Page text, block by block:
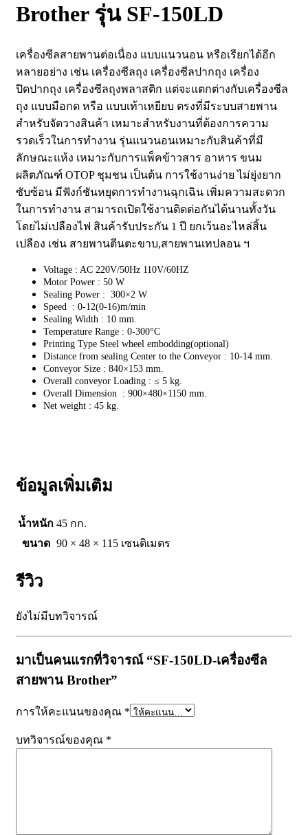
Brother รุ่น SF-150LD
เครื่องซีลสายพานต่อเนื่อง แบบแนวนอน หรือเรียกได้อีก
หลายอย่าง เช่น เครื่องซีลถุง เครื่องซีลปากถุง เครื่อง
ปิดปากถุง เครื่องซีลถุงพลาสติก แต่จะแตกต่างกับเครื่องซีล
ถุง แบบมือกด หรือ แบบเท้าเหยียบ ตรงที่มีระบบสายพาน
สำหรับจัดวางสินค้า เหมาะสำหรับงานที่ต้องการความ
รวดเร็วในการทำงาน รุ่นแนวนอนเหมาะกับสินค้าที่มี
ลักษณะแห้ง เหมาะกับการแพ็คข้าวสาร อาหาร ขนม
ผลิตภัณฑ์ OTOP ชุมชน เป็นต้น การใช้งานง่าย ไม่ยุ่งยาก
ซับซ้อน มีฟังก์ชันหยุดการทำงานฉุกเฉิน เพิ่มความสะดวก
ในการทำงาน สามารถเปิดใช้งานติดต่อกันได้นานทั้งวัน
โดยไม่เปลืองไฟ สินค้ารับประกัน 1 ปี ยกเว้นอะไหล่สิ้น
เปลือง เช่น สายพานตีนตะขาบ,สายพานเทปลอน ฯ
Voltage : AC 220V/50Hz 110V/60HZ
Motor Power : 50 W
Sealing Power : 300×2 W
Speed : 0-12(0-16)m/min
Sealing Width : 10 mm.
Temperature Range : 0-300°C
Printing Type Steel wheel embodding(optional)
Distance from sealing Center to the Conveyor : 10-14 mm.
Conveyor Size : 840×153 mm.
Overall conveyor Loading : ≤ 5 kg.
Overall Dimension : 900×480×1150 mm.
Net weight : 45 kg.
ข้อมูลเพิ่มเติม
น้ำหนัก 45 กก.
ขนาด 90 × 48 × 115 เซนติเมตร
รีวิว
ยังไม่มีบทวิจารณ์
มาเป็นคนแรกที่วิจารณ์ “SF-150LD-เครื่องซีล
สายพาน Brother”
การให้คะแนนของคุณ *
บทวิจารณ์ของคุณ *